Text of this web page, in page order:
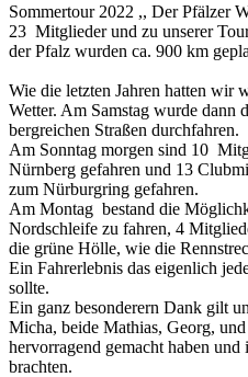
Sommertour 2022 ,, Der Pfälzer
23 Mitglieder und zu unserer
der Pfalz wurden ca. 900 km
Wie die letzten Jahren hatten wir
Wetter. Am Samstag wurde dann
bergreichen Straßen durchfahren.
Am Sonntag morgen sind 10
Nürnberg gefahren und 13
zum Nürburgring gefahren.
Am Montag bestand die
Nordschleife zu fahren, 4
die grüne Hölle, wie die
Ein Fahrerlebnis das eigenlich
sollte.
Ein ganz besonderern Dank gilt
Micha, beide Mathias, Georg,
hervorragend gemacht haben
brachten.